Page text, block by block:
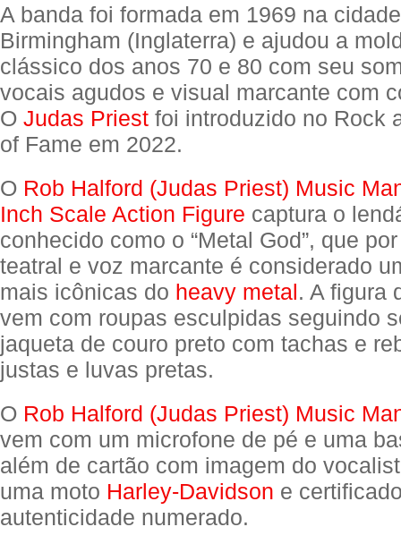
A banda foi formada em 1969 na
Birmingham (Inglaterra) e ajudou a
clássico dos anos 70 e 80 com seu
vocais agudos e visual marcante com
O Judas Priest foi introduzido no Rock
of Fame em 2022.
O Rob Halford (Judas Priest) Music
Inch Scale Action Figure captura o
conhecido como o “Metal God”, que
teatral e voz marcante é considerado
mais icônicas do heavy metal. A figura
vem com roupas esculpidas seguindo
jaqueta de couro preto com tachas e
justas e luvas pretas.
O Rob Halford (Judas Priest) Music
vem com um microfone de pé e uma
além de cartão com imagem do
uma moto Harley-Davidson e
autenticidade numerado.